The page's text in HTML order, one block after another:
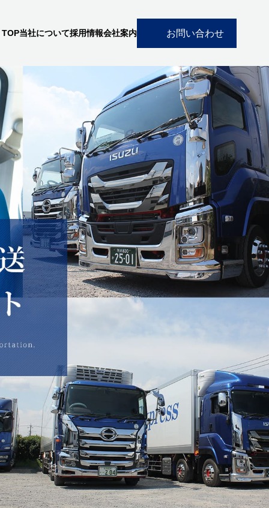
TOP当社について採用情報会社案内 お問い合わせ